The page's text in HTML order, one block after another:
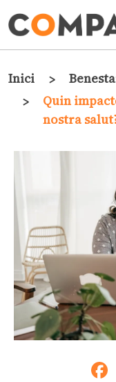
Fil d'ariadna
Inici
Quin
nostra